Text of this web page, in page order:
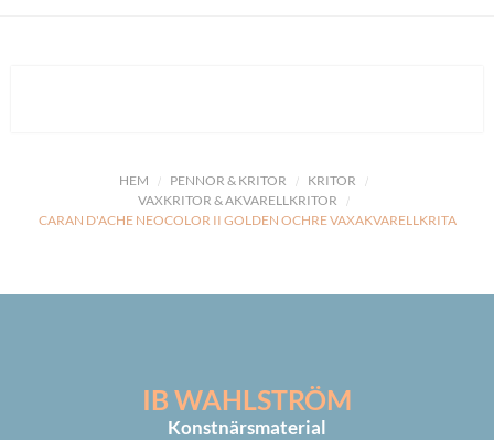
HEM PENNOR & KRITOR
KRITOR
VAXKRITOR & AKVARELLKRITOR
CARAN D'ACHE NEOCOLOR II GOLDEN OCHRE VAXAKVARELLKRITA
IB WAHLSTRÖM
Konstnärsmaterial